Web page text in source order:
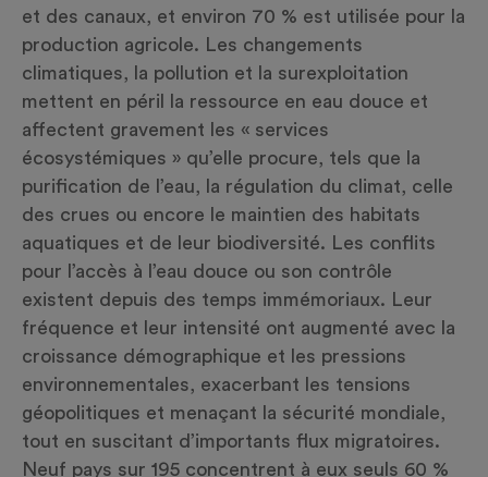
et des canaux, et environ 70 % est utilisée pour la
production agricole. Les changements
climatiques, la pollution et la surexploitation
mettent en péril la ressource en eau douce et
affectent gravement les « services
écosystémiques » qu’elle procure, tels que la
purification de l’eau, la régulation du climat, celle
des crues ou encore le maintien des habitats
aquatiques et de leur biodiversité. Les conflits
pour l’accès à l’eau douce ou son contrôle
existent depuis des temps immémoriaux. Leur
fréquence et leur intensité ont augmenté avec la
croissance démographique et les pressions
environnementales, exacerbant les tensions
géopolitiques et menaçant la sécurité mondiale,
tout en suscitant d’importants flux migratoires.
Neuf pays sur 195 concentrent à eux seuls 60 %